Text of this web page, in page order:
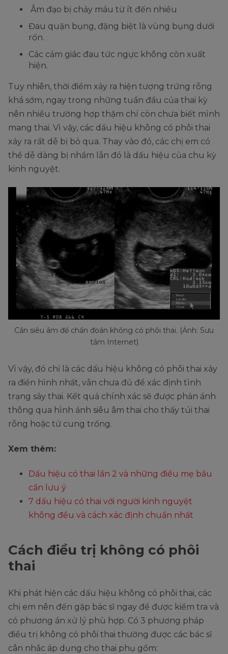
Âm đạo bị chảy máu từ ít đến nhiều
Đau quặn bụng, đặng biệt là vùng bụng dưới
rốn.
Các cảm giác đau tức ngực không còn xuất
hiện.
Tuy nhiên, thời điểm xảy ra hiện tượng trứng rỗng
khá sớm, ngay trong những tuần đầu của thai kỳ
nên nhiều trường hợp thậm chí còn chưa biết mình
mang thai. Vì vậy, các dấu hiệu không có phôi thai
xảy ra rất dễ bị bỏ qua. Thay vào đó, các chị em có
thể dễ dàng bị nhầm lẫn đó là dấu hiệu của chu kỳ
kinh nguyệt.
Cần siêu âm để chẩn đoán không có phôi thai. (Ảnh: Sưu
tầm Internet)
Vì vậy, đó chỉ là các dấu hiệu không có phôi thai xảy
ra điển hình nhất, vẫn chưa đủ để xác định tình
trạng sảy thai. Kết quả chính xác sẽ được phản ánh
thông qua hình ảnh siêu âm thai cho thấy túi thai
rỗng hoặc tử cung trống.
Xem thêm:
Dấu hiệu có thai lần 2 và những điều mẹ bầu
cần lưu ý
7 dấu hiệu có thai với người kinh nguyệt
không đều và cách xác định chuẩn nhất
Cách điều trị không có phôi
thai
Khi phát hiện các dấu hiệu không có phôi thai, các
chị em nên đến gặp bác sĩ ngay để được kiểm tra và
có phương án xử lý phù hợp. Có 3 phương pháp
điều trị không có phôi thai thường được các bác sĩ
cân nhắc áp dụng cho thai phụ gồm: